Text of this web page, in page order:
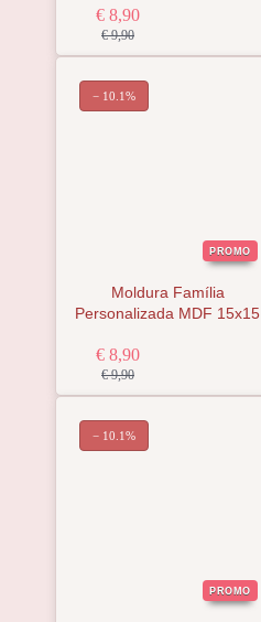
€ 8,90
€ 9,90
PROMO
Moldura Família
Personalizada MDF 15x15
€ 8,90
€ 9,90
− 10.1%
PROMO
− 10.1%